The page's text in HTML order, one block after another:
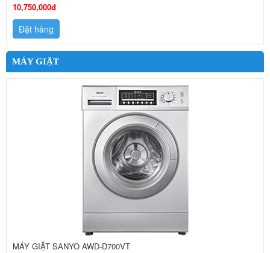
10,750,000đ
Đặt hàng
MÁY GIẶT
MÁY GIẶT SANYO AWD-D700VT